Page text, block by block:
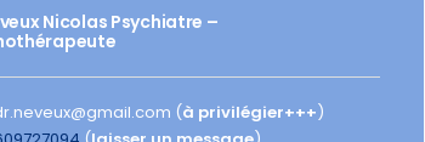
Nicolas Psychiatre –
(à privilégier+++)